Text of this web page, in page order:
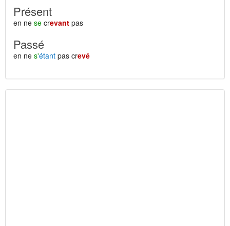
Présent
en ne se crevant pas
Passé
en ne s'étant pas crevé